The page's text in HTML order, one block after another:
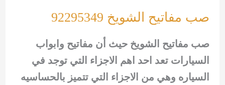
صب مفاتيح الشويخ 92295349
صب مفاتيح الشويخ حيث أن مفاتيح وابواب
السيارات تعد احد اهم الاجزاء التي توجد في
السياره وهي من الاجزاء التي تتميز بالحساسيه